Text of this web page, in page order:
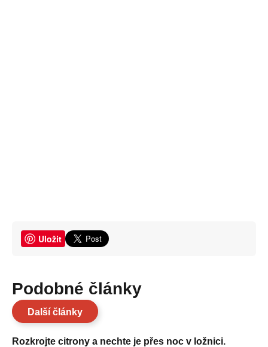
Uložit
Podobné články
Další články
Rozkrojte citrony a nechte je přes noc v ložnici.